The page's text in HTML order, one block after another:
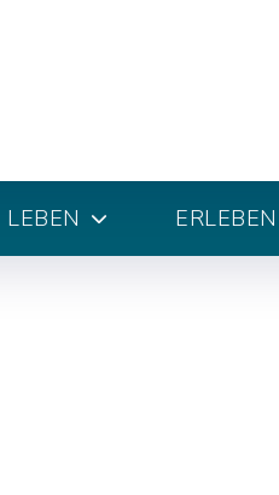
LEBEN ERLEBEN